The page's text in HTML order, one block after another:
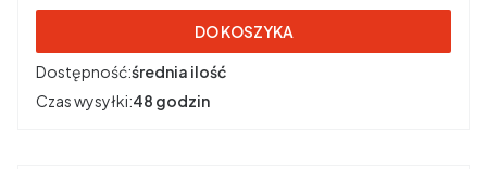
DO KOSZYKA
Dostępność:średnia ilość
Czas wysyłki:48 godzin